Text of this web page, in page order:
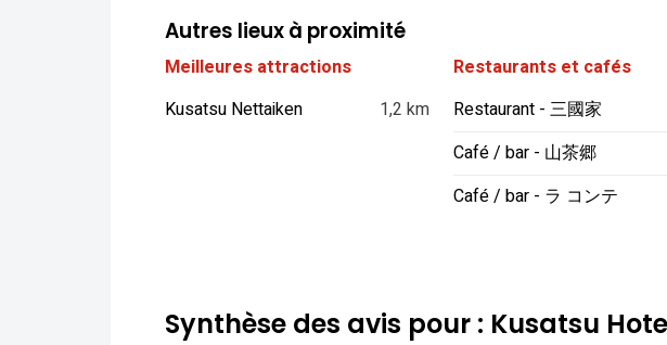
Autres lieux à proximité
Meilleures attractions
Kusatsu Nettaiken
1,2 km
Restaurants et cafés
Restaurant - 三國家
Café / bar - 山茶郷
Café / bar - ラ コンテ
Synthèse des avis pour : Kusatsu